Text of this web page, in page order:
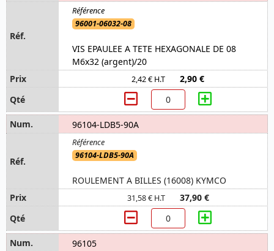
96001-06032-08
VIS EPAULEE A TETE HEXAGONALE DE 08
M6x32 (argent)/20
2,42 € H.T 2,90 €
96104-LDB5-90A
96104-LDB5-90A
ROULEMENT A BILLES (16008) KYMCO
31,58 € H.T 37,90 €
96105